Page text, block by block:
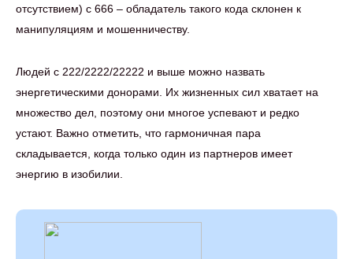
отсутствием) с 666 – обладатель такого кода склонен к
манипуляциям и мошенничеству.
Людей с 222/2222/22222 и выше можно назвать
энергетическими донорами. Их жизненных сил хватает на
множество дел, поэтому они многое успевают и редко
устают. Важно отметить, что гармоничная пара
складывается, когда только один из партнеров имеет
энергию в изобилии.